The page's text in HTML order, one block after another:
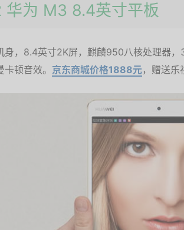
华为 M3 8.4英寸平板
身，8.4英寸2K屏，麒麟950八核处理器
顿音效。 京东商城价格1888元，赠送乐